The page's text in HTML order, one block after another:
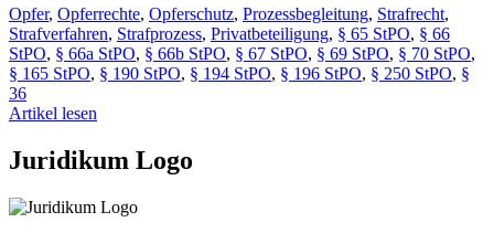
Opfer, Opferrechte, Opferschutz, Prozessbegleitung, Strafrecht,
Strafverfahren, Strafprozess, Privatbeteiligung, § 65 StPO, § 66
StPO, § 66a StPO, § 66b StPO, § 67 StPO, § 69 StPO, § 70 StPO,
§ 165 StPO, § 190 StPO, § 194 StPO, § 196 StPO, § 250 StPO, §
36
Artikel lesen
Juridikum Logo